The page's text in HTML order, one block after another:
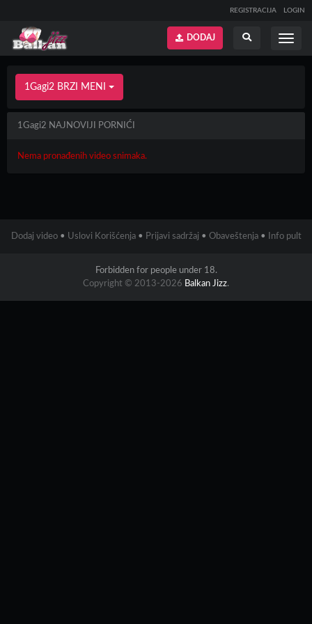
REGISTRACIJA LOGIN
Prikaži
DODAJ
1Gagi2 BRZI MENI
1Gagi2 NAJNOVIJI PORNIĆI
Nema pronađenih video snimaka.
Dodaj video • Uslovi Korišćenja • Prijavi sadržaj • Obaveštenja • Info pult
Forbidden for people under 18.
Copyright © 2013-2026 Balkan Jizz.